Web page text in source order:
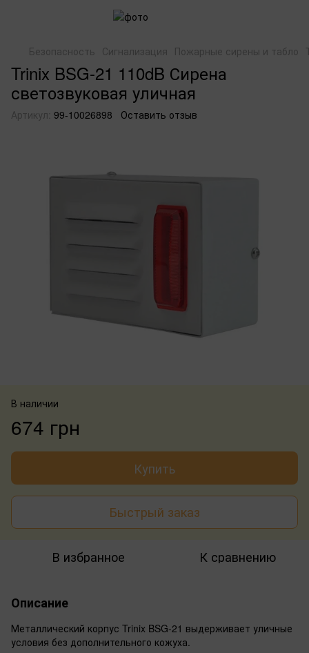
Безопасность Сигнализация Пожарные сирены и табло
Trinix BSG-21 110dB Сирена
светозвуковая уличная
Артикул: 99-10026898 Оставить отзыв
В наличии
674 грн
Купить
Быстрый заказ
В избранное К сравнению
Описание
Металлический корпус Trinix BSG-21 выдерживает уличные
условия без дополнительного кожуха.